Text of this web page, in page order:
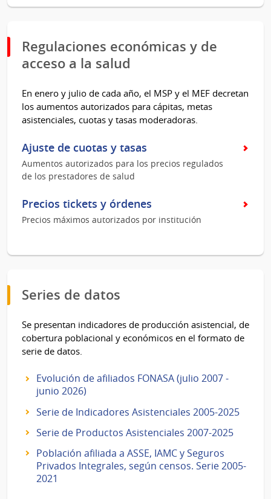
Regulaciones económicas y de
acceso a la salud
En enero y julio de cada año, el MSP y el MEF decretan
los aumentos autorizados para cápitas, metas
asistenciales, cuotas y tasas moderadoras.
Ajuste de cuotas y tasas
Aumentos autorizados para los precios regulados
de los prestadores de salud
Precios tickets y órdenes
Precios máximos autorizados por institución
Series de datos
Se presentan indicadores de producción asistencial, de
cobertura poblacional y económicos en el formato de
serie de datos.
Evolución de afiliados FONASA (julio 2007 -
junio 2026)
Serie de Indicadores Asistenciales 2005-2025
Serie de Productos Asistenciales 2007-2025
Población afiliada a ASSE, IAMC y Seguros
Privados Integrales, según censos. Serie 2005-
2021